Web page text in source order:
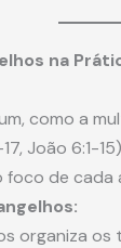
na
como a
João 6:1-
foco de cada
organiza